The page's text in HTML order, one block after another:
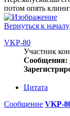
потом опять
Вернуться к началу
VKP-80
Участник
Сообщения:
Цитата
Сообщение VKP-